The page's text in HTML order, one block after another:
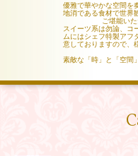
優雅で華やかな空間を
地消である食材で世界
ご堪能い
スイーツ系は勿論、コ
ムにはシェフ特製アフ
意しておりますので、
素敵な「時」と「空間